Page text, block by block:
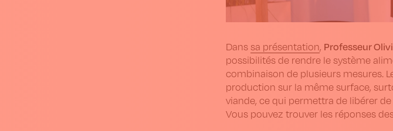
Dans sa présentation, Professeur
possibilités de rendre le système
combinaison de plusieurs mesures.
production sur la même surface,
viande, ce qui permettra de libérer
Vous pouvez trouver les réponses